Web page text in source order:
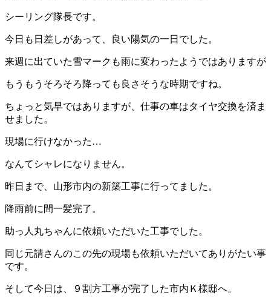
シーリング隊長です。
今日も日差しがあって、良い陽気の一日でした。
来週に出ていた雪マークも雨に変わったようではありますが
もうもうそろそろ降っても良さそうな時期ですね。
ちょっと気早ではありますが、仕事の車はタイヤ交換を済ま
せました。
現場に行けなかった…
なんてシャレになりません。
昨日まで、山形市内の新築工事に行ってました。
降雨前に間一髪完了。
助っ人丸ちゃんに依頼いただいた工事でした。
同じ元請さんのこの先の現場も依頼いただいてありがたい事
です。
そして今日は、９割方工事が完了した市内Ｋ様邸へ。